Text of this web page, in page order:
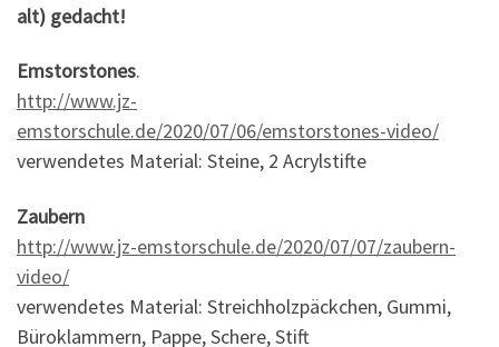
alt) gedacht!
Emstorstones.
http://www.jz-
emstorschule.de/2020/07/06/emstorstones-video/
verwendetes Material: Steine, 2 Acrylstifte
Zaubern
http://www.jz-emstorschule.de/2020/07/07/zaubern-
video/
verwendetes Material: Streichholzpäckchen, Gummi,
Büroklammern, Pappe, Schere, Stift